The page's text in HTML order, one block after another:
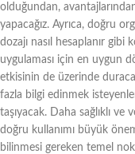
olduğundan,
yapacağız. Ayrıca, doğru
dozajı nasıl hesaplanır
uygulaması için en uygun
etkisinin de üzerinde
fazla bilgi edinmek
taşıyacak. Daha sağlıklı
doğru kullanımı büyük
bilinmesi gereken temel